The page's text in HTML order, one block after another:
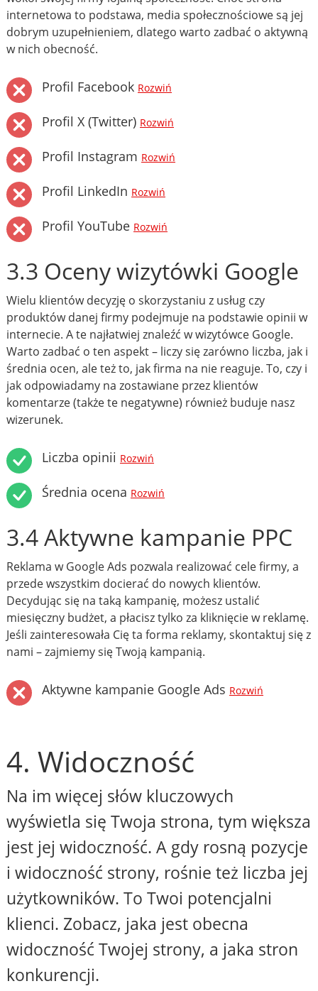
internetowa to podstawa, media społecznościowe są jej
dobrym uzupełnieniem, dlatego warto zadbać o aktywną
w nich obecność.
Profil Facebook Rozwiń
Profil X (Twitter) Rozwiń
Profil Instagram Rozwiń
Profil LinkedIn Rozwiń
Profil YouTube Rozwiń
3.3 Oceny wizytówki Google
Wielu klientów decyzję o skorzystaniu z usług czy
produktów danej firmy podejmuje na podstawie opinii w
internecie. A te najłatwiej znaleźć w wizytówce Google.
Warto zadbać o ten aspekt – liczy się zarówno liczba, jak i
średnia ocen, ale też to, jak firma na nie reaguje. To, czy i
jak odpowiadamy na zostawiane przez klientów
komentarze (także te negatywne) również buduje nasz
wizerunek.
Liczba opinii Rozwiń
Średnia ocena Rozwiń
3.4 Aktywne kampanie PPC
Reklama w Google Ads pozwala realizować cele firmy, a
przede wszystkim docierać do nowych klientów.
Decydując się na taką kampanię, możesz ustalić
miesięczny budżet, a płacisz tylko za kliknięcie w reklamę.
Jeśli zainteresowała Cię ta forma reklamy, skontaktuj się z
nami – zajmiemy się Twoją kampanią.
Aktywne kampanie Google Ads Rozwiń
4. Widoczność
Na im więcej słów kluczowych
wyświetla się Twoja strona, tym większa
jest jej widoczność. A gdy rosną pozycje
i widoczność strony, rośnie też liczba jej
użytkowników. To Twoi potencjalni
klienci. Zobacz, jaka jest obecna
widoczność Twojej strony, a jaka stron
konkurencji.